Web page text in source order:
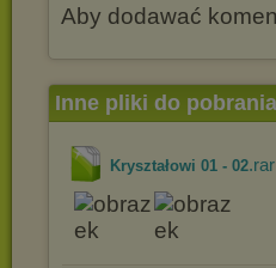
Aby dodawać
Inne pliki do
Kryształowi 01 - 02.rar